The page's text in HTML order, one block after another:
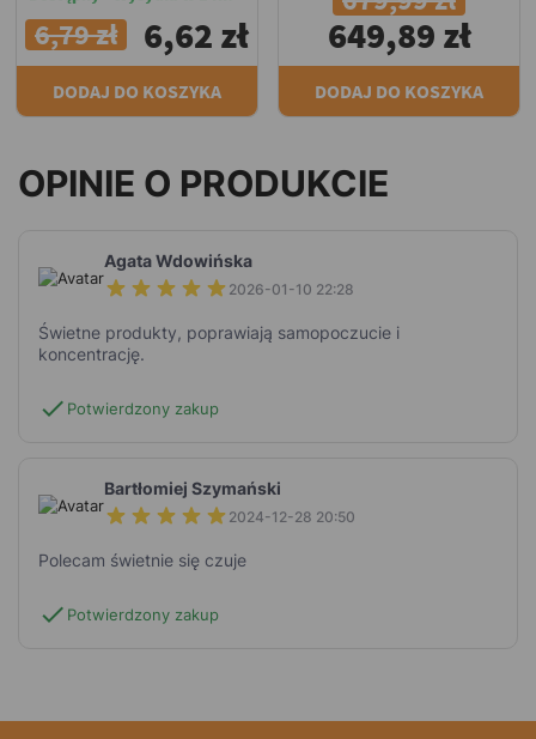
6,79 zł 6,62 zł
DODAJ DO KOSZYKA
649,89 zł
DODAJ DO KOSZYKA
OPINIE O PRODUKCIE
Agata Wdowińska
2026-01-10 22:28
Świetne produkty, poprawiają samopoczucie i
koncentrację.
check Potwierdzony zakup
Bartłomiej Szymański
2024-12-28 20:50
Polecam świetnie się czuje
check Potwierdzony zakup